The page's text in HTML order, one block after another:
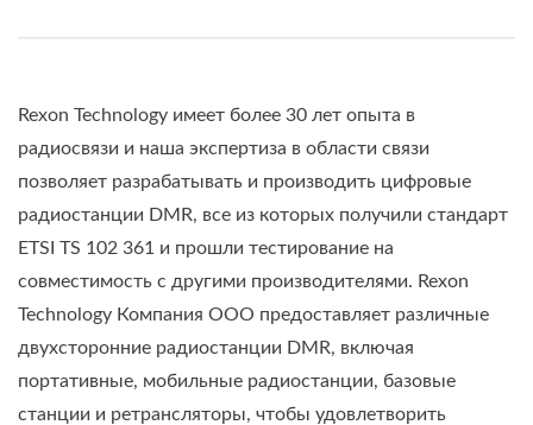
Rexon Technology имеет более 30 лет опыта в
радиосвязи и наша экспертиза в области связи
позволяет разрабатывать и производить цифровые
радиостанции DMR, все из которых получили стандарт
ETSI TS 102 361 и прошли тестирование на
совместимость с другими производителями. Rexon
Technology Компания ООО предоставляет различные
двухсторонние радиостанции DMR, включая
портативные, мобильные радиостанции, базовые
станции и ретрансляторы, чтобы удовлетворить